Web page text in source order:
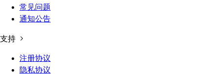
常见问题
通知公告
支持
注册协议
隐私协议